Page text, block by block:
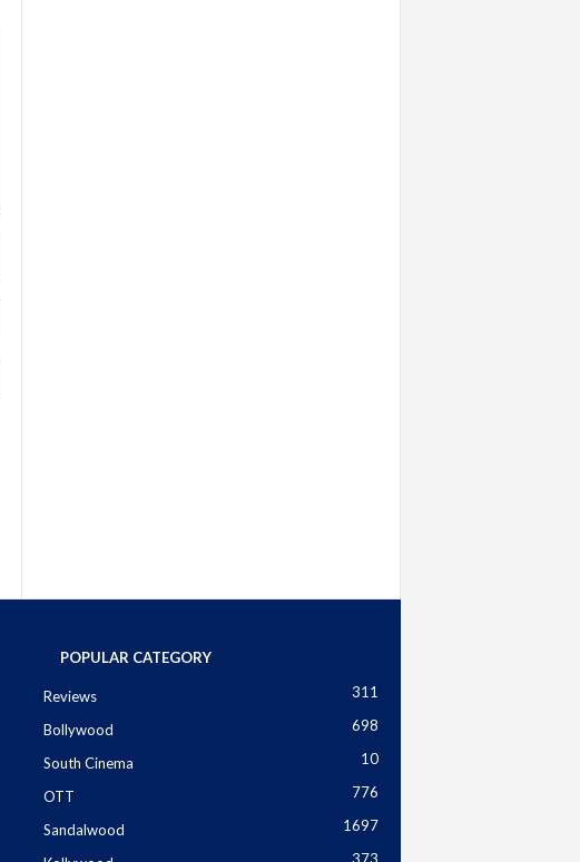
POPULAR CATEGORY
Reviews 311
Bollywood 698
South Cinema 10
OTT 776
Sandalwood 1697